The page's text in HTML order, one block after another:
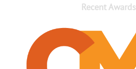
Recent Awards